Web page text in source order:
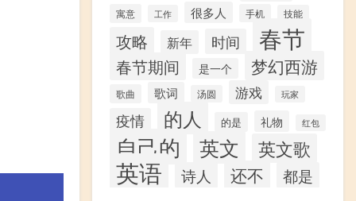
寓意 工作 很多人 手机 技能
攻略 新年 时间 春节
春节期间 是一个 梦幻西游
歌曲 歌词 汤圆 游戏 玩家
疫情 的人 的是 礼物 红包
自己的 英文 英文歌
英语 诗人 还不 都是